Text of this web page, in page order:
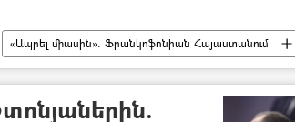
«Ապրել միասին». Ֆրանկոֆոնիան Հայաստանում